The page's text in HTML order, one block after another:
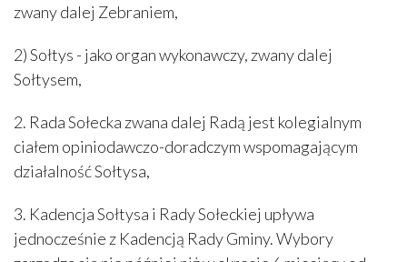
zwany dalej Zebraniem,
2) Sołtys - jako organ wykonawczy, zwany dalej
Sołtysem,
2. Rada Sołecka zwana dalej Radą jest kolegialnym
ciałem opiniodawczo-doradczym wspomagającym
działalność Sołtysa,
3. Kadencja Sołtysa i Rady Sołeckiej upływa
jednocześnie z Kadencją Rady Gminy. Wybory